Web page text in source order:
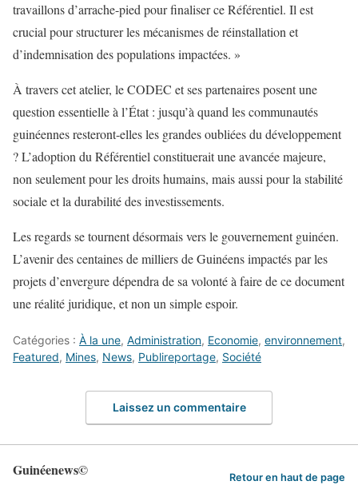
travaillons d’arrache-pied pour finaliser ce Référentiel. Il est
crucial pour structurer les mécanismes de réinstallation et
d’indemnisation des populations impactées. »
À travers cet atelier, le CODEC et ses partenaires posent une
question essentielle à l’État : jusqu’à quand les communautés
guinéennes resteront-elles les grandes oubliées du développement
? L’adoption du Référentiel constituerait une avancée majeure,
non seulement pour les droits humains, mais aussi pour la stabilité
sociale et la durabilité des investissements.
Les regards se tournent désormais vers le gouvernement guinéen.
L’avenir des centaines de milliers de Guinéens impactés par les
projets d’envergure dépendra de sa volonté à faire de ce document
une réalité juridique, et non un simple espoir.
Catégories : À la une, Administration, Economie, environnement,
Featured, Mines, News, Publireportage, Société
Laissez un commentaire
Guinéenews© Retour en haut de page